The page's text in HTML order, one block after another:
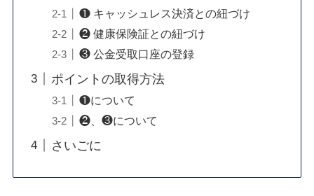
❶ キャッシュレス決済との紐づけ
❷ 健康保険証との紐づけ
❸ 公金受取口座の登録
ポイントの取得方法
❶について
❷、❸について
さいごに